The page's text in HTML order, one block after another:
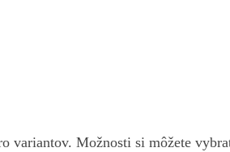
variantov. Možnosti si môžete